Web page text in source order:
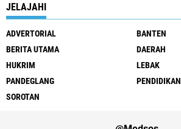
JELAJAHI
ADVERTORIAL
BANTEN
BERITA UTAMA
DAERAH
HUKRIM
LEBAK
PANDEGLANG
PENDIDIKAN
SOROTAN